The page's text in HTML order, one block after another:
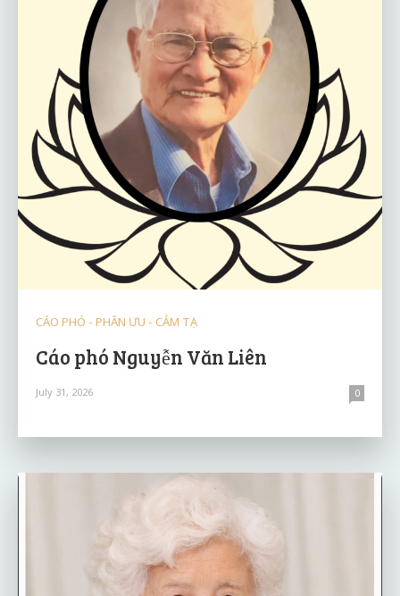
CÁO PHÓ - PHÂN ƯU - CẢM TẠ
Cáo phó Nguyễn Văn Liên
July 31, 2026 0